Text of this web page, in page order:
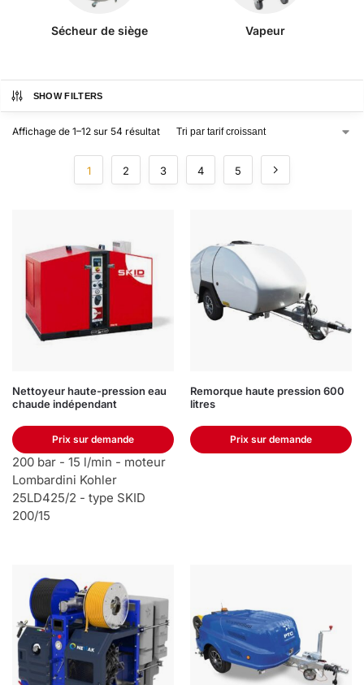
Sécheur de siège Vapeur
SHOW FILTERS
Affichage de 1–12 sur 54 résultat
1 2 3 4 5
Nettoyeur haute-pression eau
chaude indépendant
Prix sur demande
200 bar - 15 l/min - moteur
Lombardini Kohler
25LD425/2 - type SKID
200/15
Remorque haute pression 600
litres
Prix sur demande